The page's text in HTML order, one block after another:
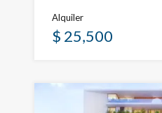
Alquiler
$ 25,500